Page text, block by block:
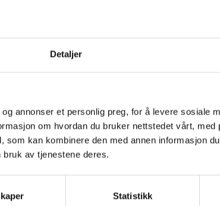
Detaljer
annonser et personlig preg, for å levere sosiale
om hvordan du bruker nettstedet vårt, med
som kan kombinere den med annen informasjon
av tjenestene deres.
Statistikk